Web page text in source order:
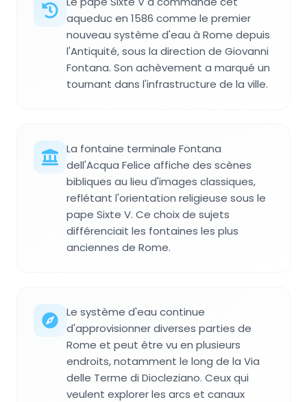
aqueduc en 1586 comme le premier
nouveau système d'eau à Rome depuis
l'Antiquité, sous la direction de Giovanni
Fontana. Son achèvement a marqué un
tournant dans l'infrastructure de la ville.
La fontaine terminale Fontana
dell'Acqua Felice affiche des scènes
bibliques au lieu d'images classiques,
reflétant l'orientation religieuse sous le
pape Sixte V. Ce choix de sujets
différenciait les fontaines les plus
anciennes de Rome.
Le système d'eau continue
d'approvisionner diverses parties de
Rome et peut être vu en plusieurs
endroits, notamment le long de la Via
delle Terme di Diocleziano. Ceux qui
veulent explorer les arcs et canaux